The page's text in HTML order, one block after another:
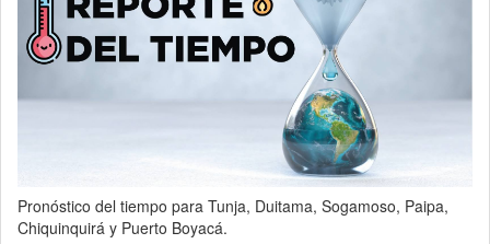
Pronóstico del tiempo para Tunja, Duitama, Sogamoso, Paipa,
Chiquinquirá y Puerto Boyacá.